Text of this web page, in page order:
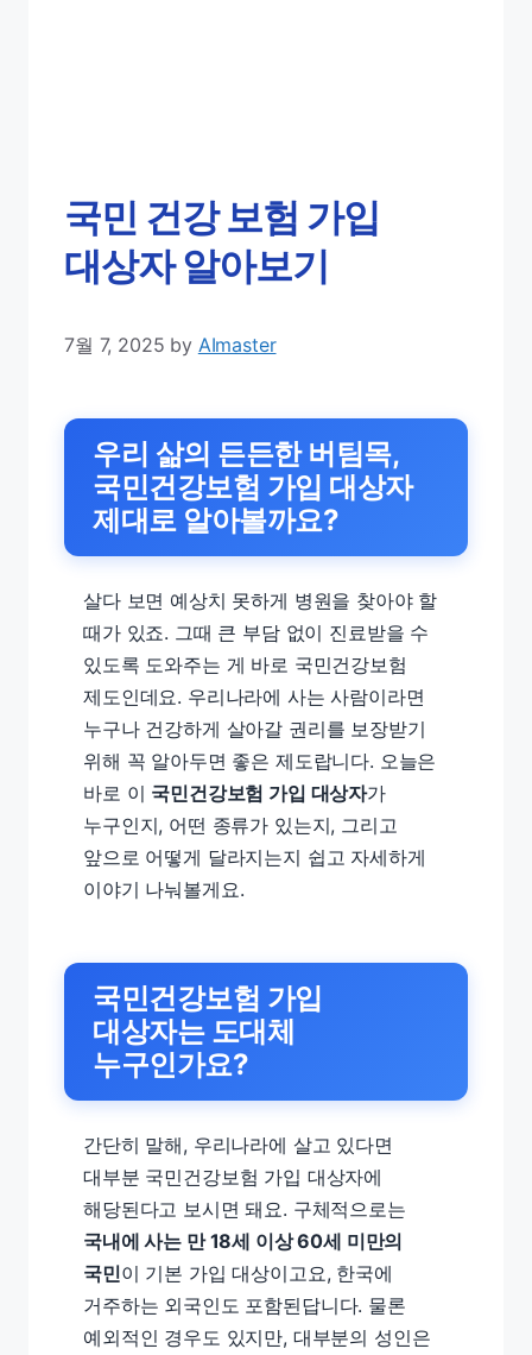
국민 건강 보험 가입
대상자 알아보기
7월 7, 2025 by AImaster
우리 삶의 든든한 버팀목,
국민건강보험 가입 대상자
제대로 알아볼까요?
살다 보면 예상치 못하게 병원을 찾아야 할
때가 있죠. 그때 큰 부담 없이 진료받을 수
있도록 도와주는 게 바로 국민건강보험
제도인데요. 우리나라에 사는 사람이라면
누구나 건강하게 살아갈 권리를 보장받기
위해 꼭 알아두면 좋은 제도랍니다. 오늘은
바로 이 국민건강보험 가입 대상자가
누구인지, 어떤 종류가 있는지, 그리고
앞으로 어떻게 달라지는지 쉽고 자세하게
이야기 나눠볼게요.
국민건강보험 가입
대상자는 도대체
누구인가요?
간단히 말해, 우리나라에 살고 있다면
대부분 국민건강보험 가입 대상자에
해당된다고 보시면 돼요. 구체적으로는
국내에 사는 만 18세 이상 60세 미만의
국민이 기본 가입 대상이고요, 한국에
거주하는 외국인도 포함된답니다. 물론
예외적인 경우도 있지만, 대부분의 성인은